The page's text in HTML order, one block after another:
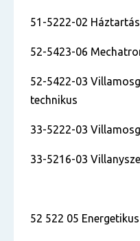
51-5222-02
52-5423-06
52-5422-03
technikus
33-5222-03
33-5216-03
52 522 05 Energetikus